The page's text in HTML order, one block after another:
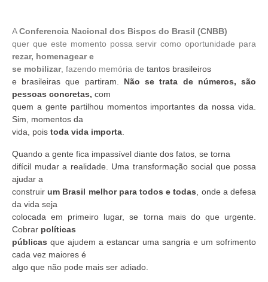
AConferencia Nacional dos Bispos do Brasil (CNBB)
quer que este momento possa servir como oportunidade para
rezar, homenagear e
se mobilizar, fazendo memória de tantos brasileiros
e brasileiras que partiram. Não se trata de números, são
pessoas concretas, com
quem a gente partilhou momentos importantes da nossa vida.
Sim, momentos da
vida, pois toda vida importa
Quando a gente fica impassível diante dos fatos, se torna
difícil mudar a realidade. Uma transformação social que possa
ajudar a
construirum Brasil melhor para todos e todas , onde a defesa
da vida seja
colocada em primeiro lugar, se torna mais do que urgente.
Cobrar políticas
públicas que ajudem a estancar uma sangria e um sofrimento
cada vez maiores é
algo que não pode mais ser adiado.